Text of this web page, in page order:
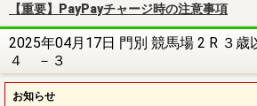
【重要】PayPayチャージ時の注意事項
2025年04月17日 門別 競馬場 2 R ３
４ －３
お知らせ